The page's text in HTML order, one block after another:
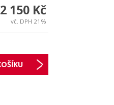
2 150 Kč
vč. DPH 21%